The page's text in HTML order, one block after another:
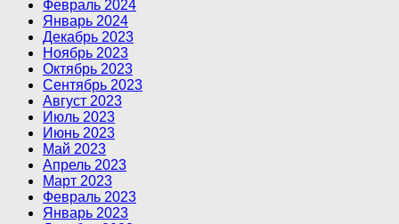
Февраль 2024
Январь 2024
Декабрь 2023
Ноябрь 2023
Октябрь 2023
Сентябрь 2023
Август 2023
Июль 2023
Июнь 2023
Май 2023
Апрель 2023
Март 2023
Февраль 2023
Январь 2023